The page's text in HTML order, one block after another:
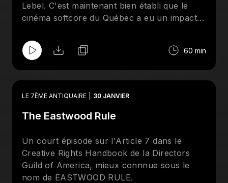
Lebel. C'est maintenant bien établi que le
cinéma softcore du Québec a eu un impact
Mais comme l'historiographie d'un genre
n'est jamais vraiment complète nous avons
de Femmes, nation et nature dans le cinéma
québécois.) et Sacha Lebel (auteur de
d'exploitation et le cinéma québécois et Aller
culturelle du cinéma populaire québécois
(1965-1975) ) de venir échanger sur ce sous
genre fulgurant que fût le cinéma
d'exploitation sexuelle dans la Belle
60 min
LE 7ÈME ANTIQUAIRE 30 JANVIER
The Eastwood Rule
Un court épisode sur l'Article 7 dans le
Creative Rights Handbook de la Directors
Guild of America, mieux connnue sous le
nom de EASTWOOD RULE.